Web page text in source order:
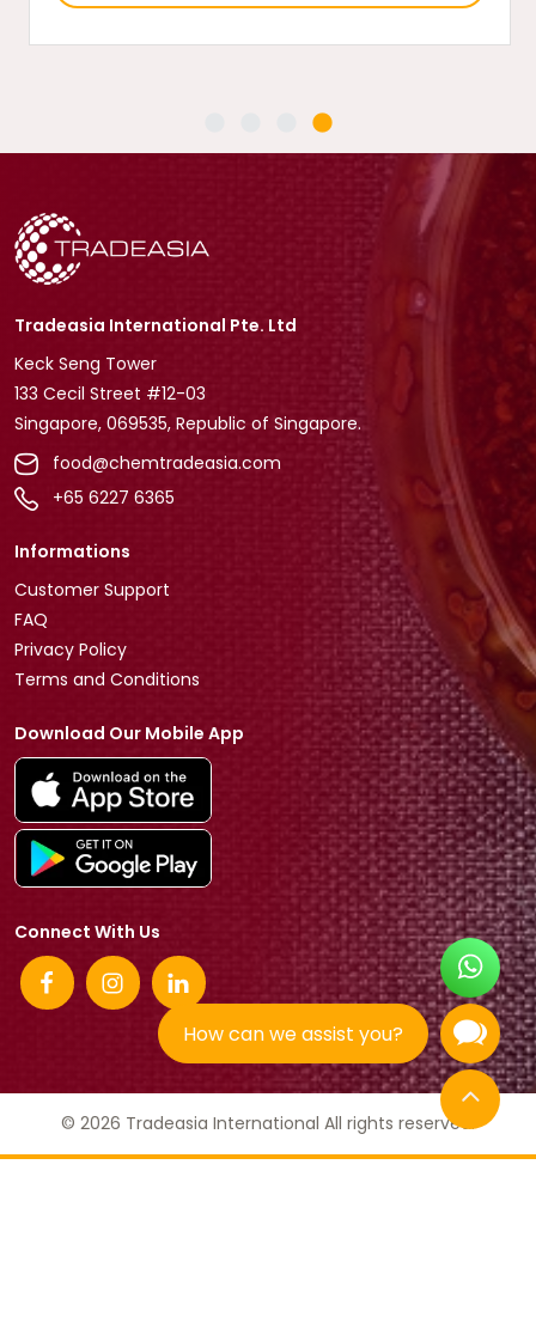
How can we assist you?
Tradeasia International Pte. Ltd
Keck Seng Tower
133 Cecil Street #12-03
Singapore, 069535, Republic of Singapore.
food@chemtradeasia.com
+65 6227 6365
Informations
Customer Support
FAQ
Privacy Policy
Terms and Conditions
Download Our Mobile App
Connect With Us
© 2026 Tradeasia International All rights reserved.